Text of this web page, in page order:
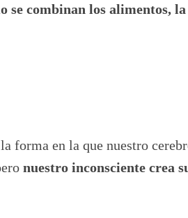
se combinan los alimentos,
forma en la que nuestro
nuestro inconsciente crea